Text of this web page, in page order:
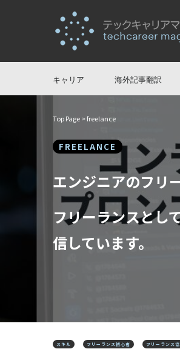
キャリア 海外記事翻訳
Top Page> freelance
FREELANCE
エンジニアのフリ
フリーランスとし
信しています。
スキル フリーランス初心者 フリーランス